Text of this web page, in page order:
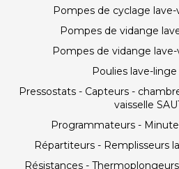
Pompes de cyclage lave-
Pompes de vidange
Pompes de vidange lave-
Poulies lave-linge
Pressostats - Capteurs -
vaisselle
Programmateurs -
Répartiteurs - Remplisseurs
Résistances -